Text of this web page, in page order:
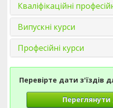
Кваліфікаційні
Випускні курси
Професійні курси
Перевірте дати з'їздів
Переглянути